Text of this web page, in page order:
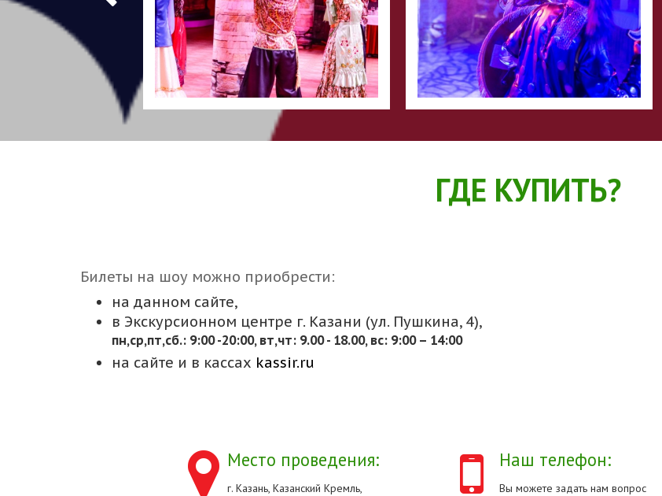
ГДЕ КУПИТЬ?
Билеты на шоу можно приобрести:
на данном сайте,
в Экскурсионном центре г. Казани (ул. Пушкина, 4),
пн,cр,пт,сб.: 9:00 -20:00, вт,чт: 9.00 - 18.00, вс: 9:00 – 14:00
на сайте и в кассах kassir.ru
Место проведения:
г. Казань, Казанский Кремль,
Наш телефон:
Вы можете задать нам вопрос